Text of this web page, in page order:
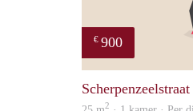
€ 900
Scherpenzeelstraat
2